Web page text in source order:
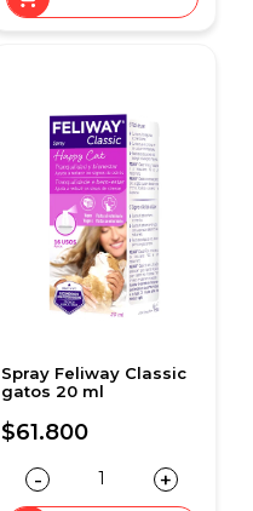
Spray Feliway Classic
gatos 20 ml
$61.800
- +